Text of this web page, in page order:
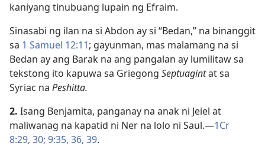
kaniyang tinubuang lupain ng Efraim.
Sinasabi ng ilan na si Abdon ay si “Bedan,” na binanggit
sa 1 Samuel 12:11; gayunman, mas malamang na si
Bedan ay ang Barak na ang pangalan ay lumilitaw sa
tekstong ito kapuwa sa Griegong Septuagintat sa
Syriac na Peshitta.
2. Isang Benjamita, panganay na anak ni Jeiel at
maliwanag na kapatid ni Ner na lolo ni Saul.​—1Cr
8:29, 30; 9:35, 36, 39.